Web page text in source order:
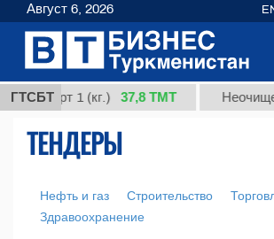
ГТСБТ
сорт 1 (кг.) 37,8 ТМТ
ТЕНДЕРЫ
Нефть и газ Строительство
Здравоохранение
Август 6, 2026